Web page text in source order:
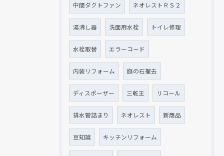
中間ダクトファン ネオレストＲＳ２
湯沸し器 洗面用水栓 トイレ修理
水栓取替 エラーコード
内装リフォーム 庭の石撤去
ディスポーザー 三乾王 リコール
排水管詰まり ネオレスト 新商品
豆知識 キッチンリフォーム